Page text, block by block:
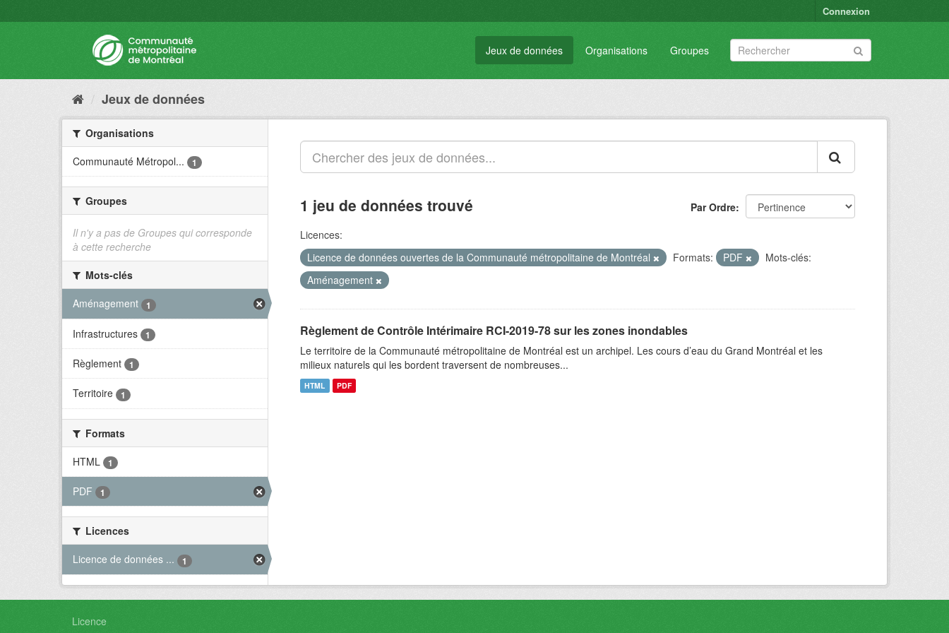
Connexion
Jeux de données Organisations Groupes
Jeux de données
Organisations
Communauté Métropol...
1
Groupes
Il n'y a pas de Groupes qui corresponde
à cette recherche
Mots-clés
Aménagement
1
Infrastructures 1
Règlement 1
Territoire 1
Formats
HTML
1
PDF 1
Licences
Licence de données ...
1
Par Ordre
1 jeu de données trouvé
Licences:
Licence de données ouvertes de la Communauté métropolitaine de Montréal
Formats: PDF
Mots-clés:
Aménagement
Règlement de Contrôle Intérimaire RCI-2019-78 sur les zones inondables
Le territoire de la Communauté métropolitaine de Montréal est un archipel. Les cours d’eau du Grand Montréal et les
milieux naturels qui les bordent traversent de nombreuses...
HTML PDF
Licence